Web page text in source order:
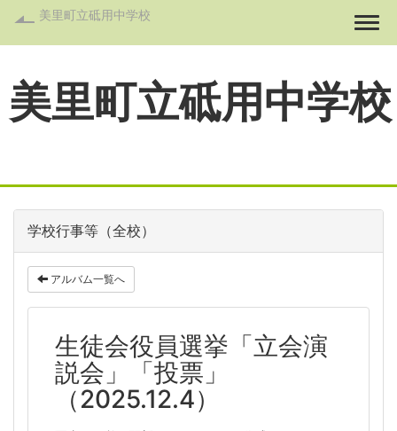
美里町立砥用中学校
美里町立砥用中学校
学校行事等（全校）
アルバム一覧へ
生徒会役員選挙「立会演
説会」「投票」
（2025.12.4）